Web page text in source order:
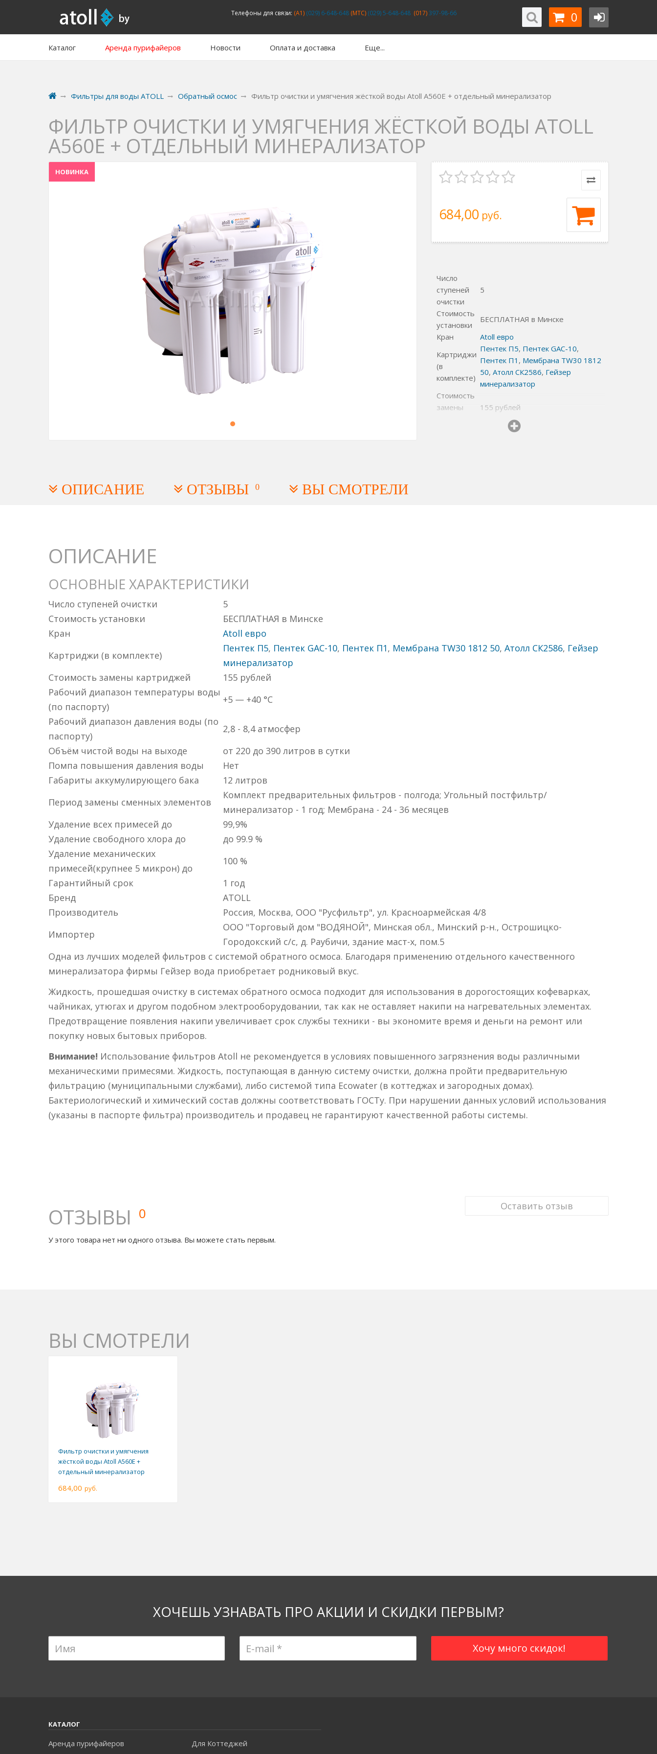
Телефоны для связи: (A1)(029) 6-648-648(MTC)(029) 5-648-648 (017)397-98-66 0
Каталог Аренда пурифайеров Новости Оплата и доставка Еще...
Фильтры для воды ATOLL Обратный осмос Фильтр очистки и умягчения жёсткой воды Atoll А560E + отдельный минерализатор
ФИЛЬТР ОЧИСТКИ И УМЯГЧЕНИЯ ЖЁСТКОЙ ВОДЫ ATOLL
А560E + ОТДЕЛЬНЫЙ МИНЕРАЛИЗАТОР
НОВИНКА
684,00 руб.
Число
ступеней
очистки
5
Стоимость
установки
БЕСПЛАТНАЯ в Минске
Кран
Atoll евро
Картриджи
(в
комплекте)
Пентек П5, Пентек GAC-10,
Пентек П1 , Мембрана TW30 1812
50, Атолл СК2586, Гейзер
минерализатор
Стоимость
замены
155 рублей
ОПИСАНИЕ ОТЗЫВЫ 0 ВЫ СМОТРЕЛИ
ОПИСАНИЕ
ОСНОВНЫЕ ХАРАКТЕРИСТИКИ
Число ступеней очистки
5
Стоимость установки
БЕСПЛАТНАЯ в Минске
Кран
Atoll евро
Картриджи (в комплекте)
Пентек П5, Пентек GAC-10, Пентек П1, Мембрана TW30 1812 50, Атолл СК2586, Гейзер
минерализатор
Стоимость замены картриджей
155 рублей
Рабочий диапазон температуры воды
(по паспорту)
+5 — +40 °C
Рабочий диапазон давления воды (по
паспорту)
2,8 - 8,4 атмосфер
Объём чистой воды на выходе
от 220 до 390 литров в сутки
Помпа повышения давления воды
Нет
Габариты аккумулирующего бака
12 литров
Период замены сменных элементов
Комплект предварительных фильтров - полгода; Угольный постфильтр/
минерализатор - 1 год; Мембрана - 24 - 36 месяцев
Удаление всех примесей до
99,9%
Удаление свободного хлора до
до 99.9 %
Удаление механических
примесей(крупнее 5 микрон) до
100 %
Гарантийный срок
1 год
Бренд
ATOLL
Производитель
Россия, Москва, ООО "Русфильтр", ул. Красноармейская 4/8
Импортер
ООО "Торговый дом "ВОДЯНОЙ", Минская обл., Минский р-н., Острошицко-
Городокский с/с, д. Раубичи, здание маст-х, пом.5
Одна из лучших моделей фильтров с системой обратного осмоса. Благодаря применению отдельного качественного
минерализатора фирмы Гейзер вода приобретает родниковый вкус.
Жидкость, прошедшая очистку в системах обратного осмоса подходит для использования в дорогостоящих кофеварках,
чайниках, утюгах и другом подобном электрооборудовании, так как не оставляет накипи на нагревательных элементах.
Предотвращение появления накипи увеличивает срок службы техники - вы экономите время и деньги на ремонт или
покупку новых бытовых приборов.
Внимание! Использование фильтров Atoll не рекомендуется в условиях повышенного загрязнения воды различными
механическими примесями. Жидкость, поступающая в данную систему очистки, должна пройти предварительную
фильтрацию (муниципальными службами), либо системой типа Ecowater (в коттеджах и загородных домах).
Бактериологический и химический состав должны соответствовать ГОСТу. При нарушении данных условий использования
(указаны в паспорте фильтра) производитель и продавец не гарантируют качественной работы системы.
ОТЗЫВЫ 0 Оставить отзыв
У этого товара нет ни одного отзыва. Вы можете стать первым.
ВЫ СМОТРЕЛИ
Фильтр очистки и умягчения
жёсткой воды Atoll А560E +
отдельный минерализатор
684,00 руб.
ХОЧЕШЬ УЗНАВАТЬ ПРО АКЦИИ И СКИДКИ ПЕРВЫМ?
КАТАЛОГ
Аренда пурифайеров Для Коттеджей